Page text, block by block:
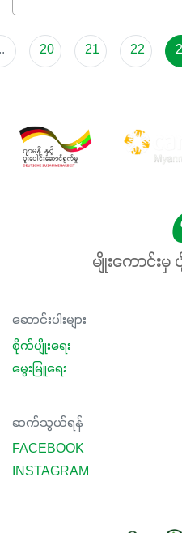
အရသာ ပိုမိုကောင်းမွန်စေ
ဖြစ်ပါတယ်။ ဟူးမစ်အက်စစ်ပ
အကျိုးကျေးဇူးများစွာကိုရရှိစေ
နှံစားသီးနှံများ၊ပဲအမျိုးမျိုး၊
မလို့ အတွေးမများဘဲ သီးနှံတိုင်
မတ်သီးစုံကို သုံးကြပါစို့....
20 21 22
မျိုးကောင်းမှ
ဆောင်းပါးများ
စိုက်ပျိုးရေး
မွေးမြူရေး
ဆက်သွယ်ရန်
FACEBOOK
INSTAGRAM